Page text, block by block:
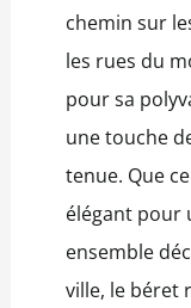
chemin sur
les rues du
pour sa
une touche
tenue. Que
élégant pour
ensemble
ville, le béret